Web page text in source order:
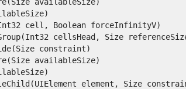
cell, Boolean forceInfinityV)
cellsHead, Size
constraint)
availableSize)
element, Size